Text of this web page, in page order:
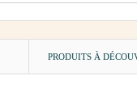
PRODUITS À